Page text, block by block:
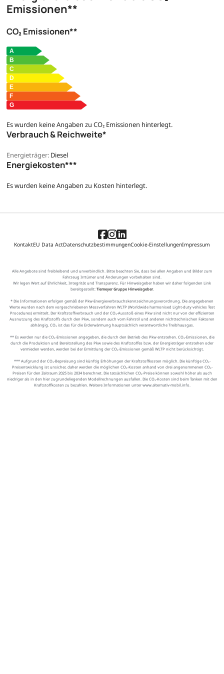
Emissionen**
CO₂ Emissionen**
Es wurden keine Angaben zu CO₂ Emissionen hinterlegt.
Verbrauch & Reichweite*
Energieträger: Diesel
Energiekosten***
Es wurden keine Angaben zu Kosten hinterlegt.
KontaktEU Data ActDatenschutzbestimmungenCookie-EinstellungenImpressum
Alle Angebote sind freibleibend und unverbindlich. Bitte beachten Sie, dass bei allen Angaben und Bilder zum
Fahrzeug Irrtümer und Änderungen vorbehalten sind.
Wir legen Wert auf Ehrlichkeit, Integrität und Transparenz. Für Hinweisgeber haben wir daher folgenden Link
bereitgestellt: Tiemeyer Gruppe Hinweisgeber.
* Die Informationen erfolgen gemäß der Pkw-Energieverbrauchskennzeichnungsverordnung. Die angegebenen
Werte wurden nach dem vorgeschriebenen Messverfahren WLTP (Worldwide harmonised Light-duty vehicles Test
Procedures) ermittelt. Der Kraftstoffverbrauch und der CO₂-Ausstoß eines Pkw sind nicht nur von der effizienten
Ausnutzung des Kraftstoffs durch den Pkw, sondern auch vom Fahrstil und anderen nichttechnischen Faktoren
abhängig. CO₂ ist das für die Erderwärmung hauptsächlich verantwortliche Treibhausgas.
** Es werden nur die CO₂-Emissionen angegeben, die durch den Betrieb des Pkw entstehen. CO₂-Emissionen, die
durch die Produktion und Bereitstellung des Pkw sowie des Kraftstoffes bzw. der Energieträger entstehen oder
vermieden werden, werden bei der Ermittlung der CO₂-Emissionen gemäß WLTP nicht berücksichtigt.
*** Aufgrund der CO₂-Bepreisung sind künftig Erhöhungen der Kraftstoffkosten möglich. Die künftige CO₂-
Preisentwicklung ist unsicher, daher werden die möglichen CO₂-Kosten anhand von drei angenommenen CO₂-
Preisen für den Zeitraum 2025 bis 2034 berechnet. Die tatsächlichen CO₂-Preise können sowohl höher als auch
niedriger als in den hier zugrundeliegenden Modellrechnungen ausfallen. Die CO₂-Kosten sind beim Tanken mit den
Kraftstoffkosten zu bezahlen. Weitere Informationen unter www.alternativ-mobil.info.